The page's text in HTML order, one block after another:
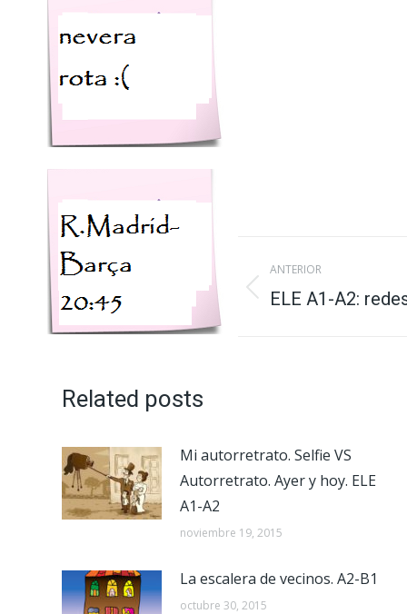
Navegación
entre
ANTERIOR
Publicación
ELE A1-A2:
Related posts
Mi autorretrato. Selfie VS
Autorretrato. Ayer y hoy. ELE
A1-A2
noviembre 19, 2015
La escalera de vecinos. A2-B1
octubre 30, 2015